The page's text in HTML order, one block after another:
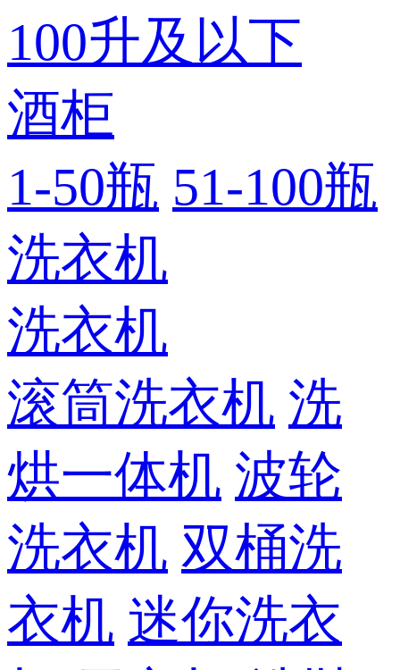
100升及以下
酒柜
1-50瓶 51-100瓶
洗衣机
洗衣机
滚筒洗衣机 洗
烘一体机 波轮
洗衣机 双桶洗
衣机 迷你洗衣